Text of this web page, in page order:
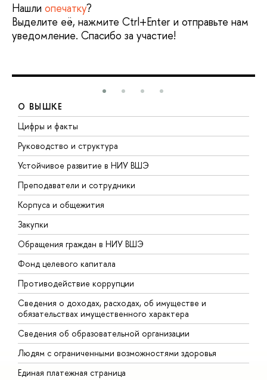
Нашли опечатку?
Выделите её, нажмите Ctrl+Enter и отправьте нам
уведомление. Спасибо за участие!
О ВЫШКЕ
Цифры и факты
Руководство и структура
Устойчивое развитие в НИУ ВШЭ
Преподаватели и сотрудники
Корпуса и общежития
Закупки
Обращения граждан в НИУ ВШЭ
Фонд целевого капитала
Противодействие коррупции
Сведения о доходах, расходах, об имуществе и
обязательствах имущественного характера
Сведения об образовательной организации
Людям с ограниченными возможностями здоровья
Единая платежная страница